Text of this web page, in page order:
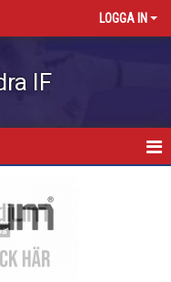
LOGGA IN
IF